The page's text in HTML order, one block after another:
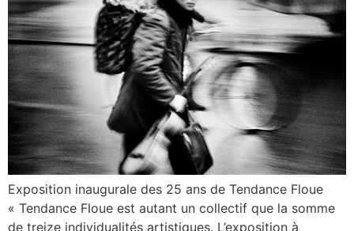
Exposition inaugurale des 25 ans de Tendance Floue
« Tendance Floue est autant un collectif que la somme
de treize individualités artistiques. L’exposition à